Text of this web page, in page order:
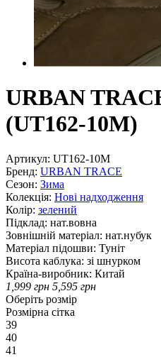
URBAN
(UT162-10M)
Артикул: UT162-10M
Бренд: URBAN TRACE
Сезон: Зима
Колекція: Нові надходження
Колір: зелений
Підклад: нат.вовна
Зовнішній матеріал: нат.нубук
Матеріал підошви: Туніт
Висота каблука: зі шнурком
Країна-виробник: Китай
1,999 грн 5,595 грн
Оберіть розмір
Розмірна сітка
39
40
41